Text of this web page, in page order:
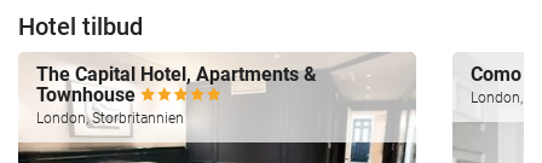
Hotel tilbud
The Capital Hotel, Apartments &
Townhouse
London, Storbritannien
Como
London,